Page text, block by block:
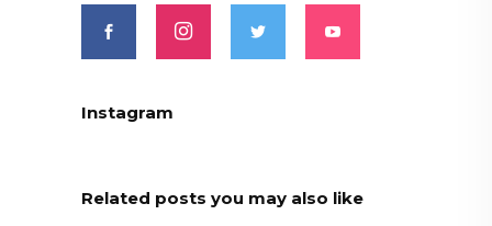
Instagram
Related posts you may also like